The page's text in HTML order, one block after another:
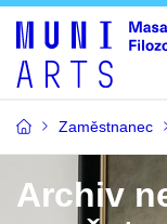
Zaměstnanec
Archiv